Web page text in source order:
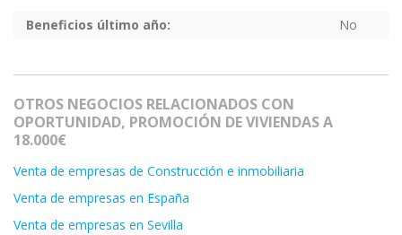
Beneficios último año: No
OTROS NEGOCIOS RELACIONADOS CON
OPORTUNIDAD, PROMOCIÓN DE VIVIENDAS A
18.000€
Venta de empresas de Construcción e inmobiliaria
Venta de empresas en España
Venta de empresas en Sevilla